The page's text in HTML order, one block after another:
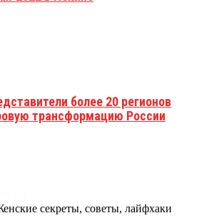
более 20 регионов
трансформацию России
секреты, советы, лайфхаки